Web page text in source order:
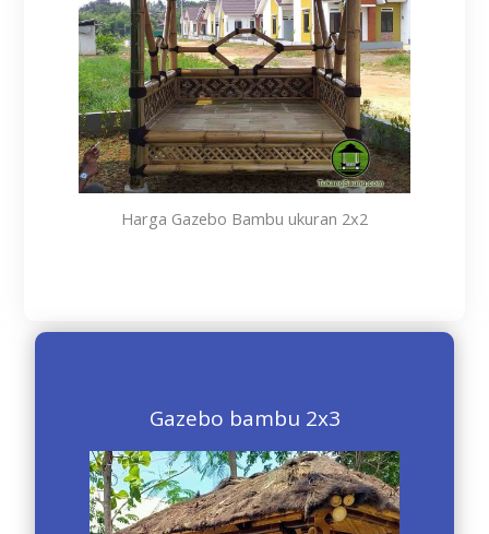
Harga Gazebo Bambu ukuran 2x2
Gazebo bambu 2x3